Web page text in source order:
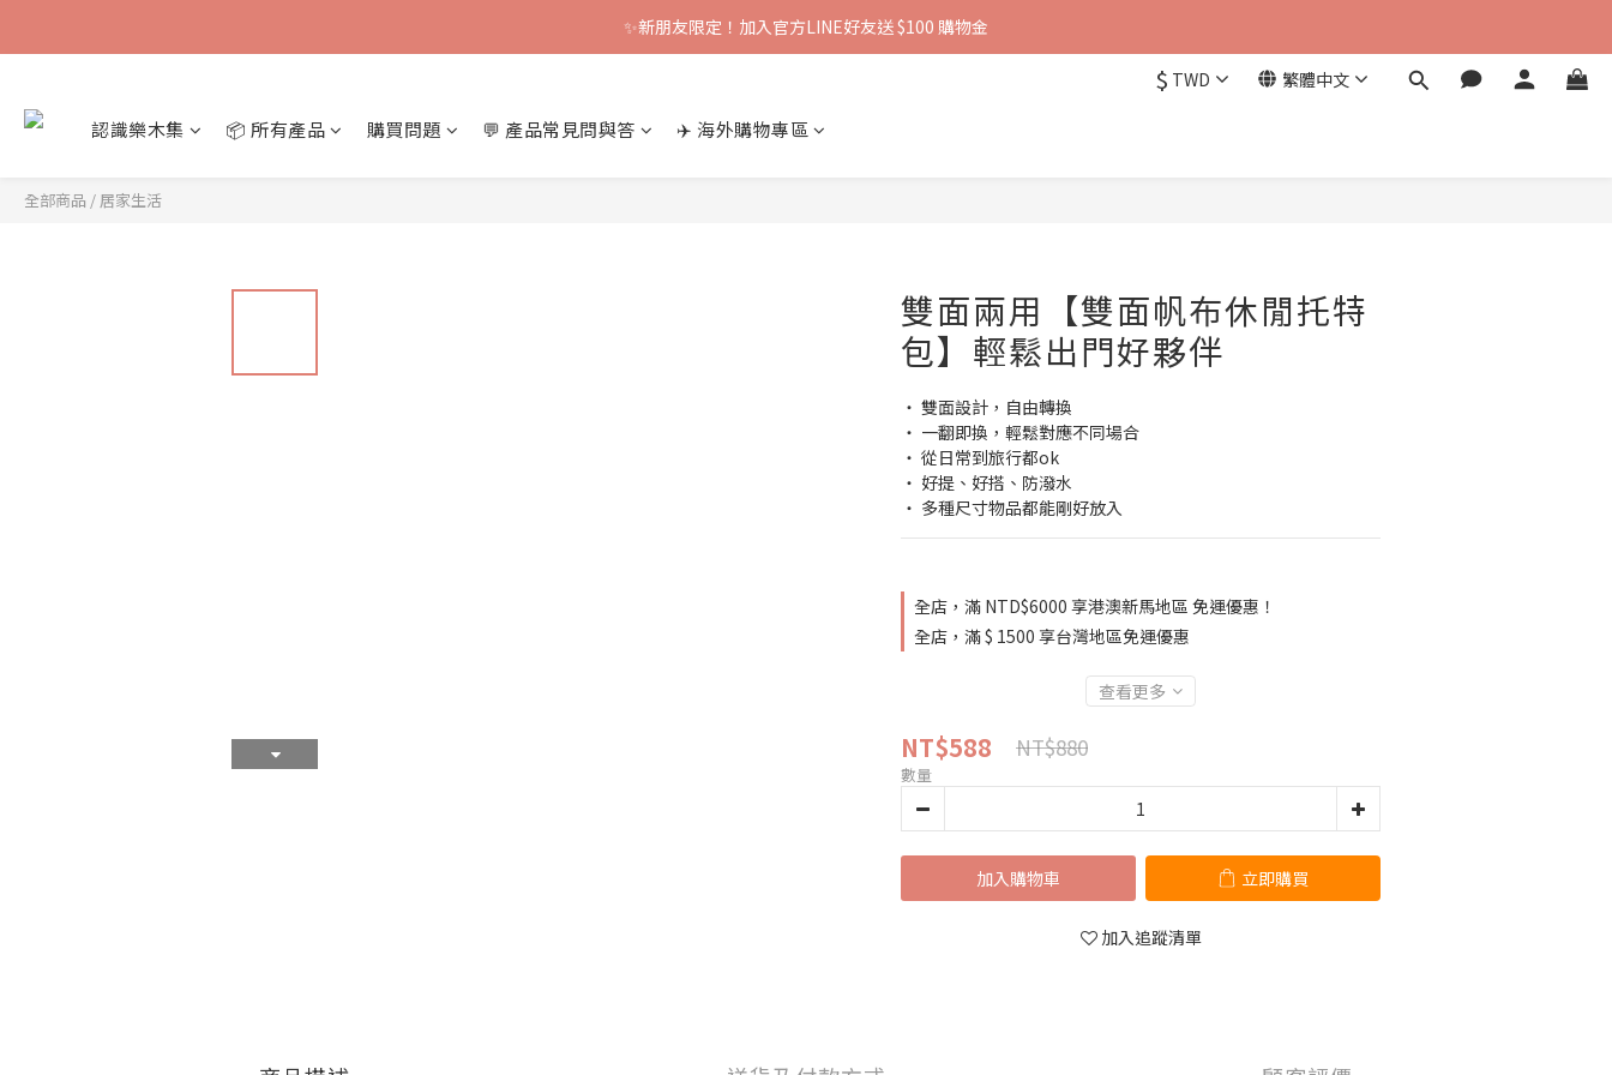
✨新朋友限定！加入官方LINE好友送 $100 購物金
$ TWD 繁體中文
認識樂木集 📦 所有產品 購買問題 💬 產品常見問與答 ✈️ 海外購物專區
全部商品 / 居家生活
雙面兩用【雙面帆布休閒托特
包】輕鬆出門好夥伴
‧ 雙面設計，自由轉換
‧ 一翻即換，輕鬆對應不同場合
‧ 從日常到旅行都ok
‧ 好提、好搭、防潑水
‧ 多種尺寸物品都能剛好放入
全店，滿 NTD$6000 享港澳新馬地區 免運優惠！
全店，滿 $ 1500 享台灣地區免運優惠
查看更多
NT$588 NT$880
數量
加入購物車 立即購買
加入追蹤清單